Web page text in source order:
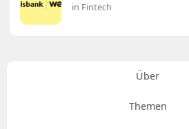
in Fintech
Über
Themen